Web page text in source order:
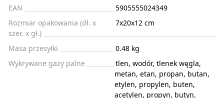
EAN
5905555024349
Rozmiar opakowania (dł. x
szer. x gł.)
7x20x12 cm
Masa przesyłki
0.48 kg
Wykrywane gazy palne
tlen, wodór, tlenek węgla,
metan, etan, propan, butan,
etylen, propylen, buten,
acetylen, propyn, butyn,